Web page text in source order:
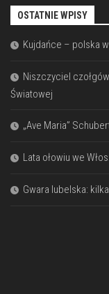
OSTATNIE WPISY
Kujdańce – polska
Niszczyciel
Światowej
„Ave Maria”
Lata ołowiu we
Gwara lubelska: